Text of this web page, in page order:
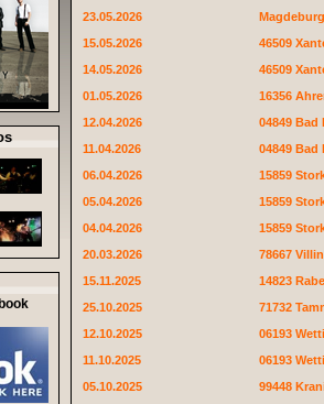
23.05.2026
Magdeburg
15.05.2026
46509
14.05.2026
46509
01.05.2026
16356
12.04.2026
04849 Bad
11.04.2026
04849 Bad
06.04.2026
15859
05.04.2026
15859
04.04.2026
15859
20.03.2026
78667
15.11.2025
14823
25.10.2025
71732
12.10.2025
06193
11.10.2025
06193
05.10.2025
99448